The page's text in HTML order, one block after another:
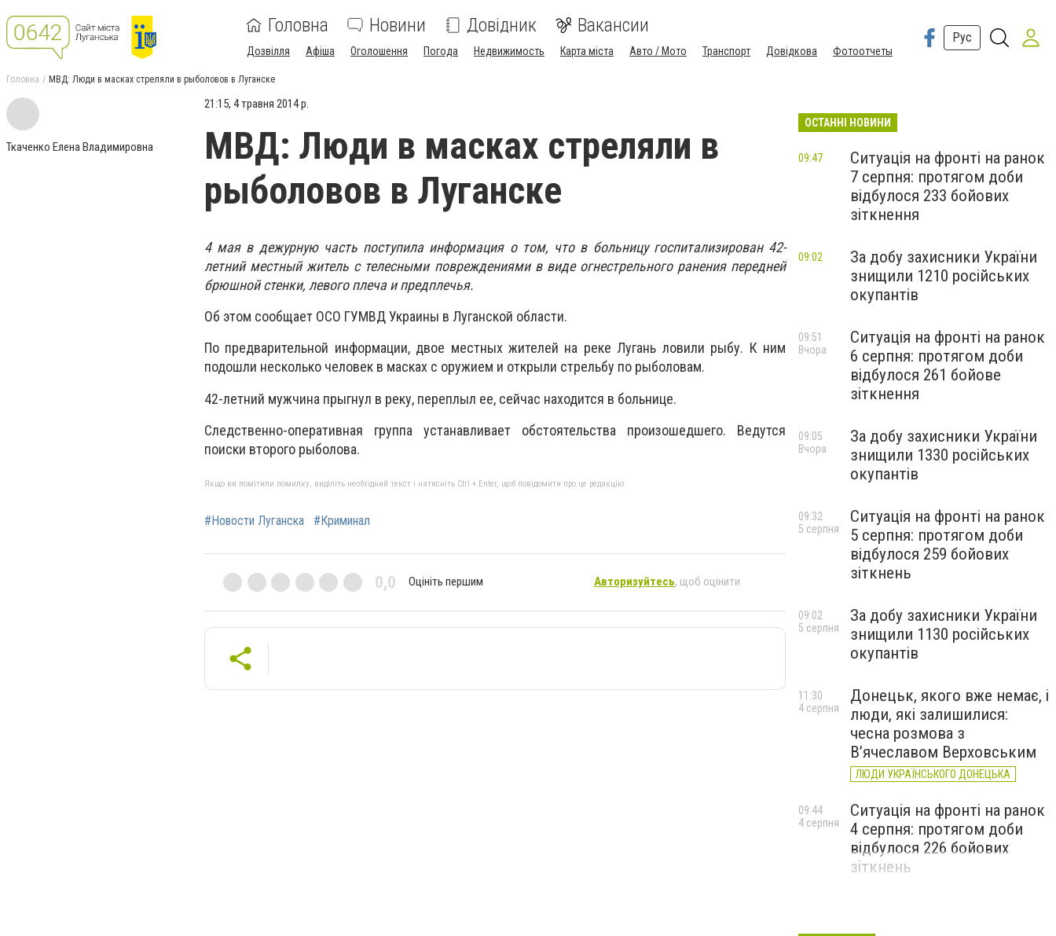
Головна Новини Довідник Вакансии
Дозвілля Афіша Оголошення Погода Недвижимость Карта міста Авто / Мото Транспорт Довідкова Фотоотчеты
Рус
Головна МВД: Люди в масках стреляли в рыболовов в Луганске
Ткаченко Елена Владимировна
21:15, 4 травня 2014 р.
МВД: Люди в масках стреляли в
рыболовов в Луганске
4 мая в дежурную часть поступила информация о том, что в больницу госпитализирован 42-
летний местный житель с телесными повреждениями в виде огнестрельного ранения передней
брюшной стенки, левого плеча и предплечья.
Об этом сообщает ОСО ГУМВД Украины в Луганской области.
По предварительной информации, двое местных жителей на реке Лугань ловили рыбу. К ним
подошли несколько человек в масках с оружием и открыли стрельбу по рыболовам.
42-летний мужчина прыгнул в реку, переплыл ее, сейчас находится в больнице.
Следственно-оперативная группа устанавливает обстоятельства произошедшего. Ведутся
поиски второго рыболова.
Якщо ви помітили помилку, виділіть необхідний текст і натисніть Ctrl + Enter, щоб повідомити про це редакцію
#Новости Луганска #Криминал
0,0 Оцініть першим Авторизуйтесь, щоб оцінити
ОСТАННІ НОВИНИ
Ситуація на фронті на ранок
7 серпня: протягом доби
відбулося 233 бойових
зіткнення
09:47
За добу захисники України
знищили 1210 російських
окупантів
09:02
Ситуація на фронті на ранок
6 серпня: протягом доби
відбулося 261 бойове
зіткнення
09:51
Вчора
За добу захисники України
знищили 1330 російських
окупантів
09:05
Вчора
Ситуація на фронті на ранок
5 серпня: протягом доби
відбулося 259 бойових
зіткнень
09:32
5 серпня
За добу захисники України
знищили 1130 російських
окупантів
09:02
5 серпня
Донецьк, якого вже немає, і
люди, які залишилися:
чесна розмова з
В’ячеславом Верховським
ЛЮДИ УКРАЇНСЬКОГО ДОНЕЦЬКА
11:30
4 серпня
Ситуація на фронті на ранок
4 серпня: протягом доби
відбулося 226 бойових
зіткнень
09:44
4 серпня